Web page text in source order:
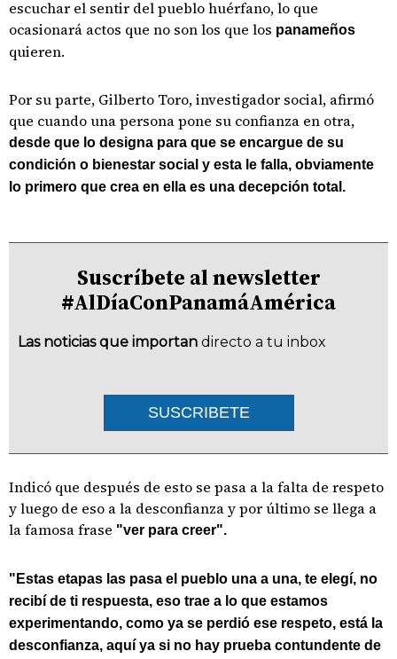
escuchar el sentir del pueblo huérfano, lo que
ocasionará actos que no son los que los panameños
quieren.
Por su parte, Gilberto Toro, investigador social, afirmó
que cuando una persona pone su confianza en otra,
desde que lo designa para que se encargue de su
condición o bienestar social y esta le falla, obviamente
lo primero que crea en ella es una decepción total.
Suscríbete al newsletter
#AlDíaConPanamáAmérica
Las noticias que importan directo a tu inbox
SUSCRIBETE
Indicó que después de esto se pasa a la falta de respeto
y luego de eso a la desconfianza y por último se llega a
la famosa frase "ver para creer".
"Estas etapas las pasa el pueblo una a una, te elegí, no
recibí de ti respuesta, eso trae a lo que estamos
experimentando, como ya se perdió ese respeto, está la
desconfianza, aquí ya si no hay prueba contundente de